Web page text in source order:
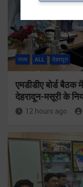
राज्य ALL देहरादून
एमडीडीए बोर्ड बैठक
देहरादून-मसूरी के
12 hours ago